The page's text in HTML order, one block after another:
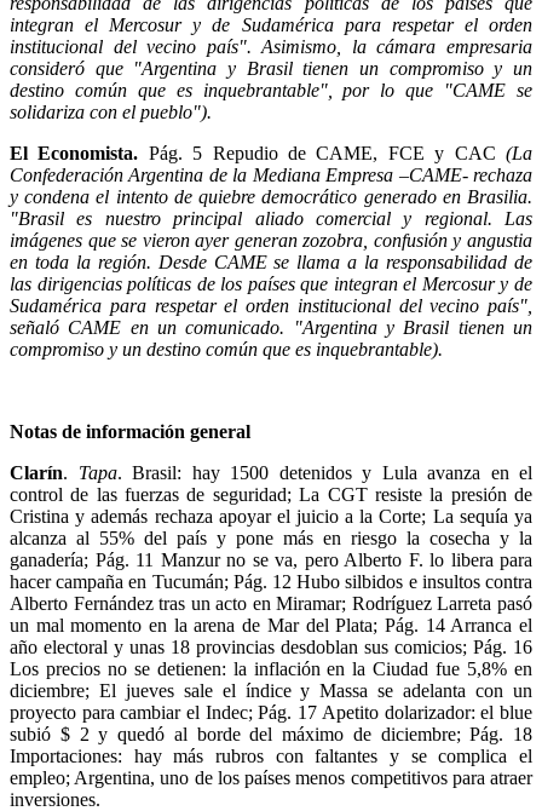
integran el Mercosur y de Sudamérica para respetar el orden
institucional del vecino país". Asimismo, la cámara empresaria
consideró que "Argentina y Brasil tienen un compromiso y un
destino común que es inquebrantable", por lo que "CAME se
solidariza con el pueblo").
El Economista. Pág. 5 Repudio de CAME, FCE y CAC(La
Confederación Argentina de la Mediana Empresa –CAME- rechaza
y condena el intento de quiebre democrático generado en Brasilia.
"Brasil es nuestro principal aliado comercial y regional. Las
imágenes que se vieron ayer generan zozobra, confusión y angustia
en toda la región. Desde CAME se llama a la responsabilidad de
las dirigencias políticas de los países que integran el Mercosur y de
Sudamérica para respetar el orden institucional del vecino país",
señaló CAME en un comunicado. "Argentina y Brasil tienen un
compromiso y un destino común que es inquebrantable).
Notas de información general
Clarín. Tapa. Brasil: hay 1500 detenidos y Lula avanza en el
control de las fuerzas de seguridad; La CGT resiste la presión de
Cristina y además rechaza apoyar el juicio a la Corte; La sequía ya
alcanza al 55% del país y pone más en riesgo la cosecha y la
ganadería; Pág. 11 Manzur no se va, pero Alberto F. lo libera para
hacer campaña en Tucumán; Pág. 12 Hubo silbidos e insultos contra
Alberto Fernández tras un acto en Miramar; Rodríguez Larreta pasó
un mal momento en la arena de Mar del Plata; Pág. 14 Arranca el
año electoral y unas 18 provincias desdoblan sus comicios; Pág. 16
Los precios no se detienen: la inflación en la Ciudad fue 5,8% en
diciembre; El jueves sale el índice y Massa se adelanta con un
proyecto para cambiar el Indec; Pág. 17 Apetito dolarizador: el blue
subió $ 2 y quedó al borde del máximo de diciembre; Pág. 18
Importaciones: hay más rubros con faltantes y se complica el
empleo; Argentina, uno de los países menos competitivos para atraer
inversiones.